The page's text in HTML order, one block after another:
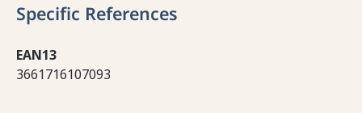
Specific References
EAN13
3661716107093